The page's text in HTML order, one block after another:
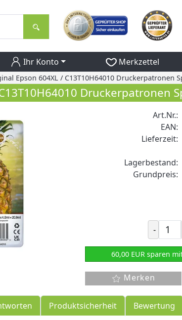
Ihr Konto Merkzettel
Epson 604XL / C13T10H64010 Druckerpatronen
Druckerpatronen
Art.Nr.:
EAN:
Lieferzeit:
Lagerbestand:
Grundpreis:
-
60,00 EUR sparen
Merken
Produktsicherheit Bewertung